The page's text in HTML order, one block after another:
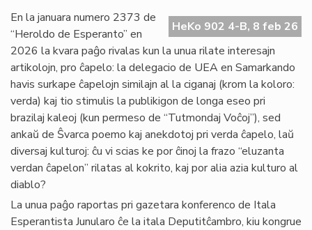
HeKo 902 4-B, 8 feb 26
En la januara numero 2373 de
“Heroldo de Esperanto” en
2026 la kvara paĝo rivalas kun la unua rilate interesajn
artikolojn, pro ĉapelo: la delegacio de UEA en Samarkando
havis surkape ĉapelojn similajn al la ciganaj (krom la koloro:
verda) kaj tio stimulis la publikigon de longa eseo pri
brazilaj kaleoj (kun permeso de “Tutmondaj Voĉoj”), sed
ankaŭ de Ŝvarca poemo kaj anekdotoj pri verda ĉapelo, laŭ
diversaj kulturoj: ĉu vi scias ke por ĉinoj la frazo “eluzanta
verdan ĉapelon” rilatas al kokrito, kaj por alia azia kulturo al
diablo?
La unua paĝo raportas pri gazetara konferenco de Itala
Esperantista Junularo ĉe la itala Deputitĉambro, kiu kongrue